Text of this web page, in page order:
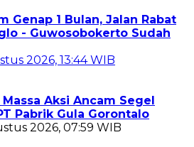
Genap 1 Bulan, Jalan Rabat
- Guwosobokerto Sudah
2026, 13:44 WIB
Aksi Ancam Segel
Pabrik Gula Gorontalo
2026, 07:59 WIB